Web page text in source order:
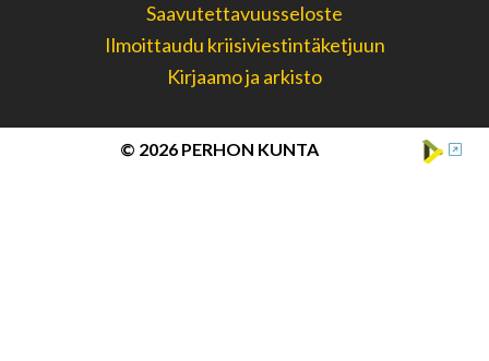
Saavutettavuusseloste
Ilmoittaudu kriisiviestintäketjuun
Kirjaamo ja arkisto
© 2026 PERHON KUNTA